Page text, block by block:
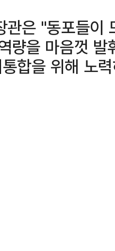
관은 "동포들이
량을 마음껏
합을 위해 노